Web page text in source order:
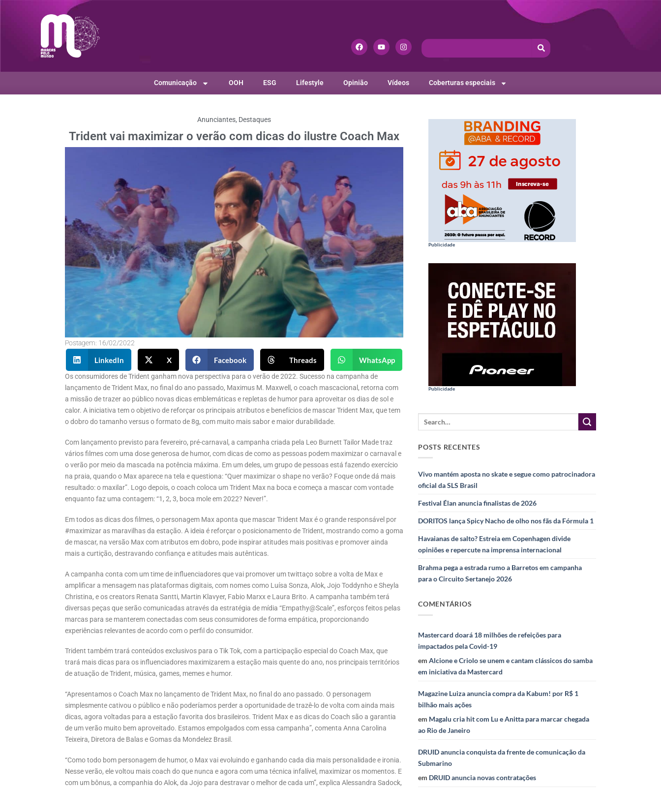
Comunicação OOH ESG Lifestyle Opinião Vídeos Coberturas especiais
Anunciantes, Destaques
Trident vai maximizar o verão com dicas do ilustre Coach Max
Postagem: 16/02/2022
LinkedIn X Facebook Threads WhatsApp
Os consumidores de Trident ganham nova perspectiva para o verão de 2022. Sucesso na campanha de
lançamento de Trident Max, no final do ano passado, Maximus M. Maxwell, o coach mascacional, retorna com
a missão de trazer ao público novas dicas emblemáticas e repletas de humor para aproveitar os dias de sol e
calor. A iniciativa tem o objetivo de reforçar os principais atributos e benefícios de mascar Trident Max, que tem
o dobro do tamanho versus o formato de 8g, com muito mais sabor e maior durabilidade.
Com lançamento previsto para fevereiro, pré-carnaval, a campanha criada pela Leo Burnett Tailor Made traz
vários filmes com uma dose generosa de humor, com dicas de como as pessoas podem maximizar o carnaval e
o verão por meio da mascada na potência máxima. Em um deles, um grupo de pessoas está fazendo exercício
na praia, quando o Max aparece na tela e questiona: “Quer maximizar o shape no verão? Foque onde dá mais
resultado: o maxilar”. Logo depois, o coach coloca um Trident Max na boca e começa a mascar com vontade
enquanto faz uma contagem: “1, 2, 3, boca mole em 2022? Never!”.
Em todos as dicas dos filmes, o personagem Max aponta que mascar Trident Max é o grande responsável por
#maximizar as maravilhas da estação. A ideia é reforçar o posicionamento de Trident, mostrando como a goma
de mascar, na versão Max com atributos em dobro, pode inspirar atitudes mais positivas e promover ainda
mais a curtição, destravando confiança e atitudes mais autênticas.
A campanha conta com um time de influenciadores que vai promover um twittaço sobre a volta de Max e
amplificar a mensagem nas plataformas digitais, com nomes como Luísa Sonza, Alok, Jojo Toddynho e Sheyla
Christina, e os creators Renata Santti, Martin Klavyer, Fabio Marxx e Laura Brito. A campanha também terá
diversas peças que serão comunicadas através da estratégia de mídia “Empathy@Scale”, esforços feitos pelas
marcas para se manterem conectadas com seus consumidores de forma empática, proporcionando
experiências relevantes de acordo com o perfil do consumidor.
Trident também trará conteúdos exclusivos para o Tik Tok, com a participação especial do Coach Max, que
trará mais dicas para os influenciadores maximizarem a estação mais quente do ano, nos principais territórios
de atuação de Trident, música, games, memes e humor.
“Apresentamos o Coach Max no lançamento de Trident Max, no final do ano passado. O personagem
simplesmente cativou o público e não poderíamos perder a oportunidade de trazê-lo de volta com ainda mais
dicas, agora voltadas para a estação favorita dos brasileiros. Trident Max e as dicas do Coach são a garantia
de um verão muito bem aproveitado. Estamos empolgados com essa campanha”, comenta Anna Carolina
Teixeira, Diretora de Balas e Gomas da Mondelez Brasil.
“Como todo bom personagem de humor, o Max vai evoluindo e ganhando cada dia mais personalidade e ironia.
Nesse verão, ele voltou mais coach do que nunca e agora com uma técnica infalível, maximizar os momentos. E
com um bônus, a companhia do Alok, da Jojo para destravar o melhor de cada um”, explica Alessandra Sadock,
Publicidade
Publicidade
POSTS RECENTES
Vivo mantém aposta no skate e segue como patrocinadora
oficial da SLS Brasil
Festival Élan anuncia finalistas de 2026
DORITOS lança Spicy Nacho de olho nos fãs da Fórmula 1
Havaianas de salto? Estreia em Copenhagen divide
opiniões e repercute na imprensa internacional
Brahma pega a estrada rumo a Barretos em campanha
para o Circuito Sertanejo 2026
COMENTÁRIOS
Mastercard doará 18 milhões de refeições para
impactados pela Covid-19
emAlcione e Criolo se unem e cantam clássicos do samba
em iniciativa da Mastercard
Magazine Luiza anuncia compra da Kabum! por R$ 1
bilhão mais ações
em Magalu cria hit com Lu e Anitta para marcar chegada
ao Rio de Janeiro
DRUID anuncia conquista da frente de comunicação da
Submarino
em DRUID anuncia novas contratações